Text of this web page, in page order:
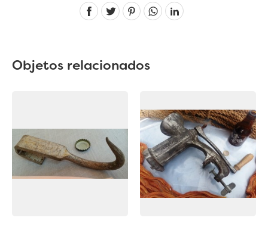
Linkedin
Objetos relacionados